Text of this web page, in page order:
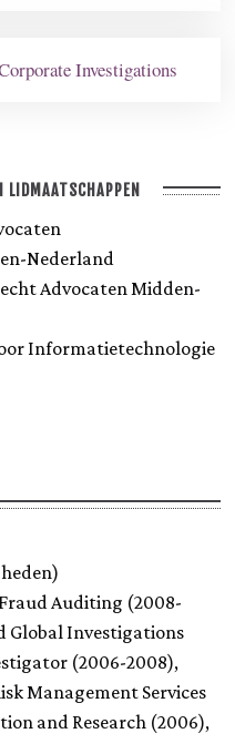
Investigations
LIDMAATSCHAPPEN
Nederland
Advocaten Midden-
Informatietechnologie
Auditing (2008-
Global Investigations
(2006-2008),
Management Services
and Research (2006),